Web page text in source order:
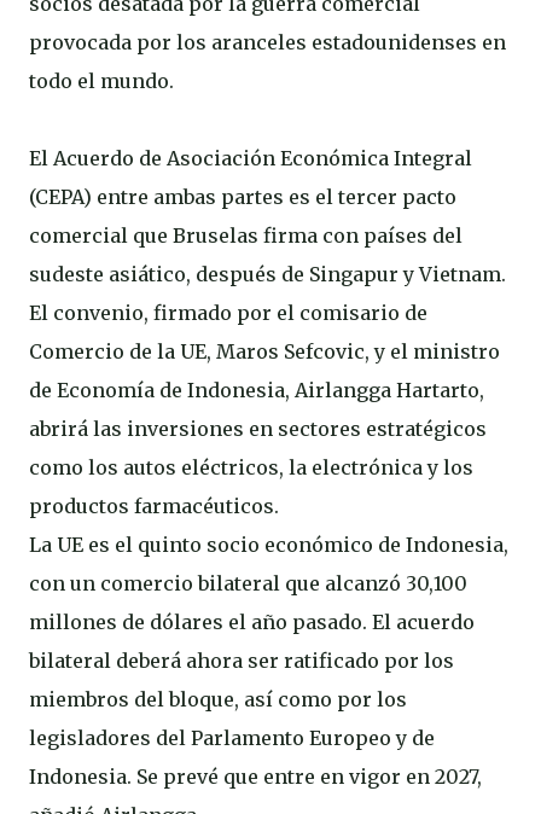
provocada por los aranceles estadounidenses en
todo el mundo.
El Acuerdo de Asociación Económica Integral
(CEPA) entre ambas partes es el tercer pacto
comercial que Bruselas firma con países del
sudeste asiático, después de Singapur y Vietnam.
El convenio, firmado por el comisario de
Comercio de la UE, Maros Sefcovic, y el ministro
de Economía de Indonesia, Airlangga Hartarto,
abrirá las inversiones en sectores estratégicos
como los autos eléctricos, la electrónica y los
productos farmacéuticos.
La UE es el quinto socio económico de Indonesia,
con un comercio bilateral que alcanzó 30,100
millones de dólares el año pasado. El acuerdo
bilateral deberá ahora ser ratificado por los
miembros del bloque, así como por los
legisladores del Parlamento Europeo y de
Indonesia. Se prevé que entre en vigor en 2027,